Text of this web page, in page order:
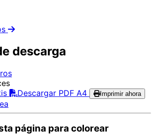
descarga
Descargar PDF A4 Imprimir ahora
página para colorear